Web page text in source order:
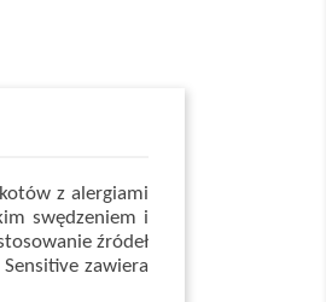
kotów z alergiami
swędzeniem i
źródeł
Sensitive zawiera